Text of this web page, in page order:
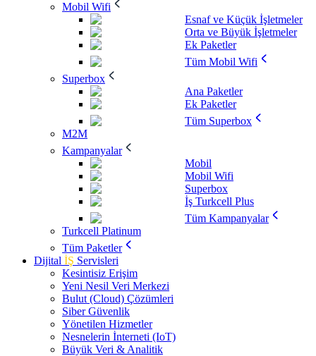
Mobil Wifi
Esnaf ve Küçük İşletmeler
Orta ve Büyük İşletmeler
Ek Paketler
Tüm Mobil Wifi
Superbox
Ana Paketler
Ek Paketler
Tüm Superbox
M2M
Kampanyalar
Mobil
Mobil Wifi
Superbox
İş Turkcell Plus
Tüm Kampanyalar
Turkcell Platinum
Tüm Paketler
Dijital İŞ Servisleri
Kesintisiz Erişim
Yeni Nesil Veri Merkezi
Bulut (Cloud) Çözümleri
Siber Güvenlik
Yönetilen Hizmetler
Nesnelerin İnterneti (IoT)
Büyük Veri & Analitik